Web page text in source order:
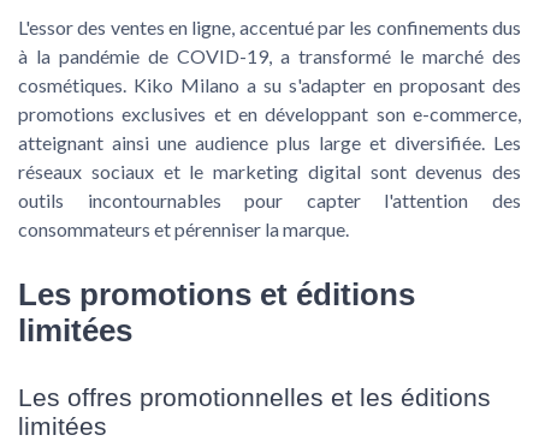
L'essor des ventes en ligne, accentué par les confinements dus
à la pandémie de COVID-19, a transformé le marché des
cosmétiques. Kiko Milano a su s'adapter en proposant des
promotions exclusives et en développant son e-commerce,
atteignant ainsi une audience plus large et diversifiée. Les
réseaux sociaux et le marketing digital sont devenus des
outils incontournables pour capter l'attention des
consommateurs et pérenniser la marque.
Les promotions et éditions
limitées
Les offres promotionnelles et les éditions
limitées